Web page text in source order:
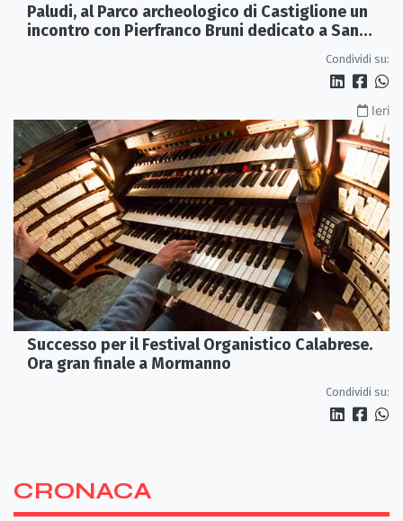
Paludi, al Parco archeologico di Castiglione un
incontro con Pierfranco Bruni dedicato a San
Condividi su:
Ieri
Successo per il Festival Organistico Calabrese.
Ora gran finale a Mormanno
Condividi su:
CRONACA